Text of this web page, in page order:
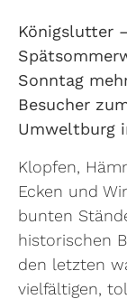
Königslutter
Sonntag
Besucher
Umweltburg
Klopfen,
Ecken und
bunten
historischen
den letzten
vielfältigen,